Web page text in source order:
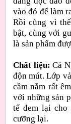
vào đó để làm
Rồi cũng vì
bật, cùng với
là sản phẩm
Chất liệu:Cá
độn mút. Lớp
cầm nắm rất
với những sản
tế đem lại cho
cưỡng lại.